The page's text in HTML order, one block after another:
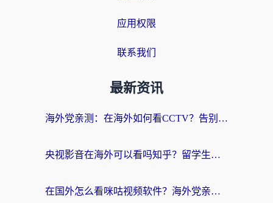
应用权限
联系我们
最新资讯
海外党亲测：在海外如何看CCTV？告别“仅限大陆播放”的实用指南
央视影音在海外可以看吗知乎？留学生亲测：3步解决地域限制+追剧自由
在国外怎么看咪咕视频软件？海外党亲测有效的回国加速方案